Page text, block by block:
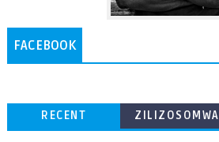
FACEBOOK
RECENT
ZILIZOSOMWA